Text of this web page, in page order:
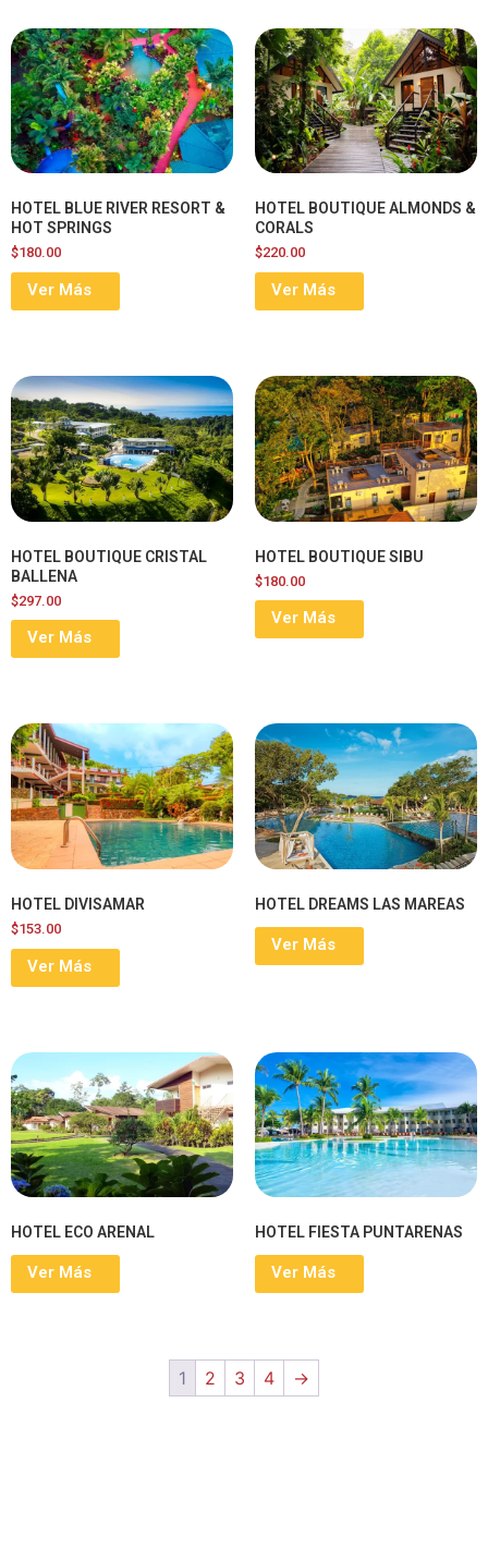
HOTEL BLUE RIVER RESORT &
HOT SPRINGS
$180.00
Ver Más
HOTEL BOUTIQUE ALMONDS &
CORALS
$220.00
Ver Más
HOTEL BOUTIQUE CRISTAL
BALLENA
$297.00
Ver Más
HOTEL BOUTIQUE SIBU
$180.00
Ver Más
HOTEL DIVISAMAR
$153.00
Ver Más
HOTEL DREAMS LAS MAREAS
Ver Más
HOTEL ECO ARENAL
Ver Más
HOTEL FIESTA PUNTARENAS
Ver Más
1 2 3 4 →